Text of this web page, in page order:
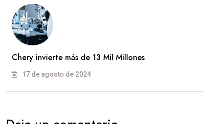
Chery invierte más de 13 Mil Millones
17 de agosto de 2024